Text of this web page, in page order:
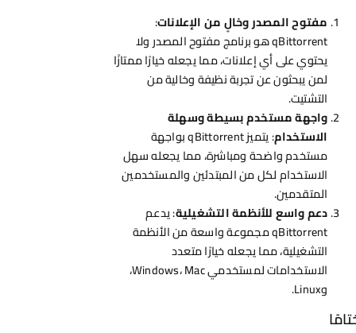
مفتوح المصدر وخالٍ من الإعلانات:
qBittorrent هو برنامج مفتوح المصدر ولا
يحتوي على أي إعلانات، مما يجعله خيارًا ممتازًا
لمن يبحثون عن تجربة نظيفة وخالية من
التشتيت.
واجهة مستخدم بسيطة وسهلة
الاستخدام
: يتميز qBittorrent بواجهة
مستخدم واضحة ومباشرة، مما يجعله سهل
الاستخدام لكل من المبتدئين والمستخدمين
المتقدمين.
دعم واسع للأنظمة التشغيلية: يدعم
qBittorrent مجموعة واسعة من الأنظمة
التشغيلية، مما يجعله خيارًا متعدد
الاستخدامات لمستخدمي Windows، Mac،
وLinux.